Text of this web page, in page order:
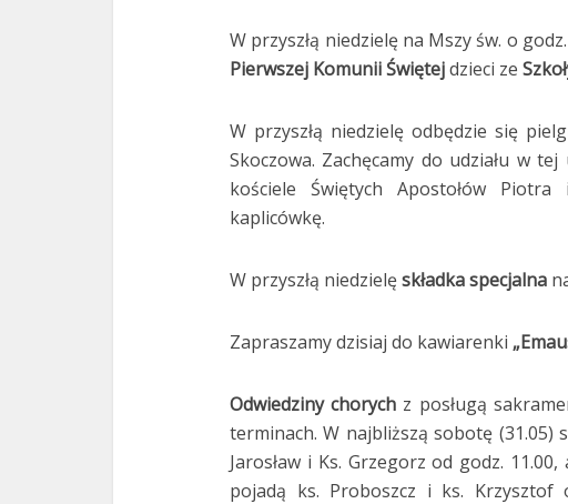
W przyszłą niedzielę na Mszy św. o
Pierwszej Komunii Świętejdzieci ze
W przyszłą niedzielę odbędzie się
Skoczowa. Zachęcamy do udziału w
kościele Świętych Apostołów
kaplicówkę.
W przyszłą niedzielęskładka specjalna
Zapraszamy dzisiaj do kawiarenki
Odwiedziny chorych z posługą
terminach. W najbliższą sobotę (31.05)
Jarosław i Ks. Grzegorz od godz.
pojadą ks. Proboszcz i ks. Krzysztof